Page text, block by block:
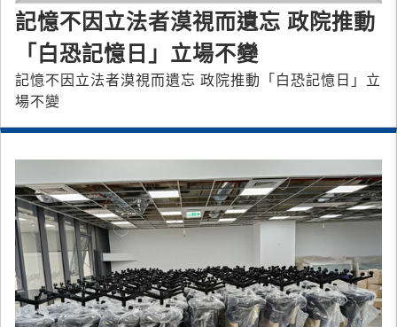
記憶不因立法者漠視而遺忘 政院推動
「白恐記憶日」立場不變
記憶不因立法者漠視而遺忘 政院推動「白恐記憶日」立
場不變